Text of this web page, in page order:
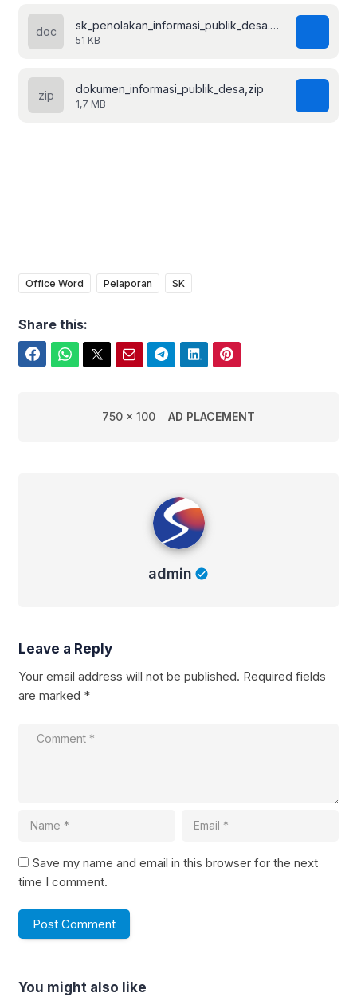
sk_penolakan_informasi_publik_desa.doc
51 KB
dokumen_informasi_publik_desa,zip
1,7 MB
Office Word Pelaporan SK
Share this:
750 x 100 AD PLACEMENT
admin
Leave a Reply
Your email address will not be published. Required fields
are marked *
Save my name and email in this browser for the next
time I comment.
You might also like